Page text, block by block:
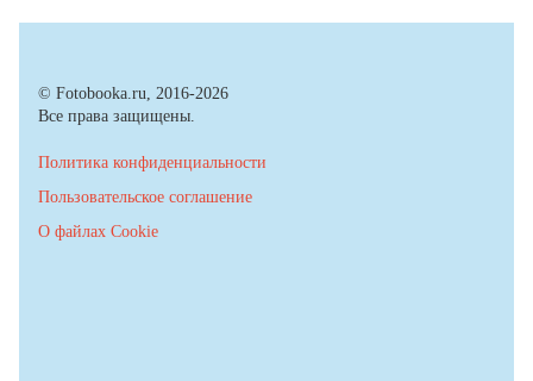
© Fotobooka.ru, 2016-2026
Все права защищены.
Политика конфиденциальности
Пользовательское соглашение
О файлах Cookie